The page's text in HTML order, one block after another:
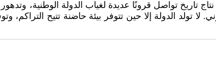
تاريخ تواصل قرونًا عديدة لغياب الدولة الوطنية، وتدهور
لا تولد الدولة إلا حين تتوفر بيئة حاضنة تتيح